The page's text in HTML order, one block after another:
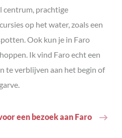
centrum, prachtige
op het water, zoals een
Ook kun je in Faro
Ik vind Faro echt een
te verblijven aan het begin of
een bezoek aan Faro